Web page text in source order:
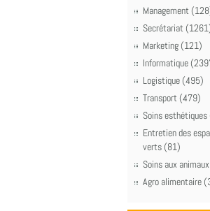
Management
Secrétariat
Marketing (121)
Informatique
Logistique (495)
Transport (479)
Soins
Entretien des
verts (81)
Soins aux
Agro alimentaire